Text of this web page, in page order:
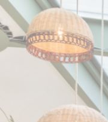
Cookie管理面板